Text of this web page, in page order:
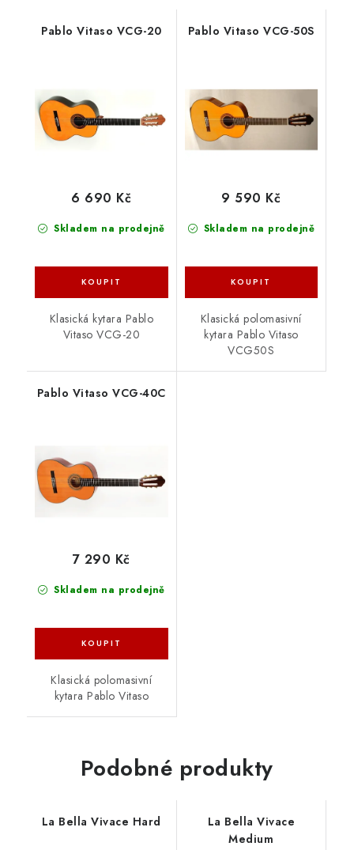
Pablo Vitaso VCG-20
Skladem na prodejně
6 690 Kč
Klasická kytara Pablo
Vitaso VCG-20
Pablo Vitaso VCG-50S
Skladem na prodejně
9 590 Kč
Klasická polomasivní
kytara Pablo Vitaso
VCG50S
Pablo Vitaso VCG-40C
Skladem na prodejně
7 290 Kč
Klasická polomasivní
kytara Pablo Vitaso
Podobné produkty
La Bella Vivace Hard
La Bella Vivace
Medium